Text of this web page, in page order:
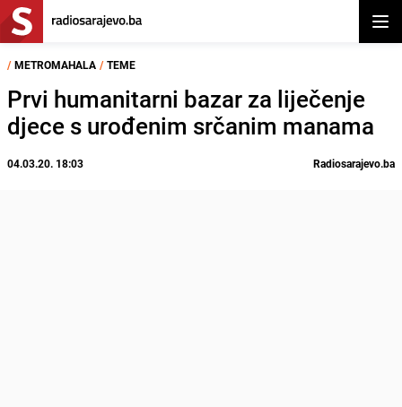
/ METROMAHALA / TEME
Prvi humanitarni bazar za liječenje
djece s urođenim srčanim manama
04.03.20. 18:03 Radiosarajevo.ba